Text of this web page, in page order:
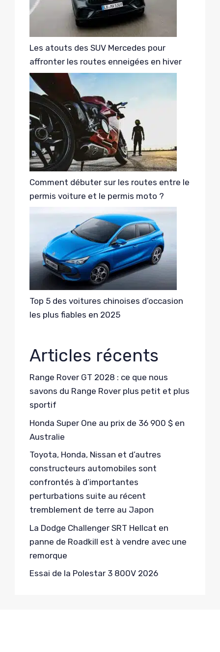
Les atouts des SUV Mercedes pour
affronter les routes enneigées en hiver
Comment débuter sur les routes entre le
permis voiture et le permis moto ?
Top 5 des voitures chinoises d’occasion
les plus fiables en 2025
Articles récents
Range Rover GT 2028 : ce que nous
savons du Range Rover plus petit et plus
sportif
Honda Super One au prix de 36 900 $ en
Australie
Toyota, Honda, Nissan et d’autres
constructeurs automobiles sont
confrontés à d’importantes
perturbations suite au récent
tremblement de terre au Japon
La Dodge Challenger SRT Hellcat en
panne de Roadkill est à vendre avec une
remorque
Essai de la Polestar 3 800V 2026